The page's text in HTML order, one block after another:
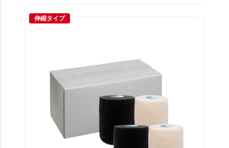
伸縮タイプ